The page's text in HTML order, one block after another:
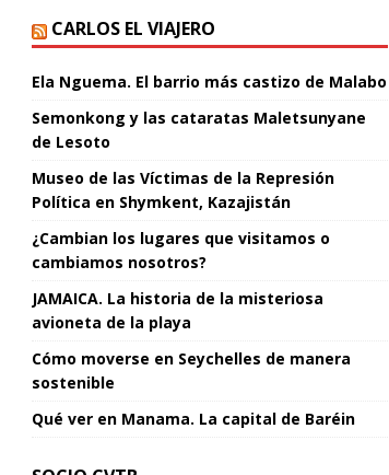
CARLOS EL VIAJERO
Ela Nguema. El barrio más castizo de Malabo
Semonkong y las cataratas Maletsunyane
de Lesoto
Museo de las Víctimas de la Represión
Política en Shymkent, Kazajistán
¿Cambian los lugares que visitamos o
cambiamos nosotros?
JAMAICA. La historia de la misteriosa
avioneta de la playa
Cómo moverse en Seychelles de manera
sostenible
Qué ver en Manama. La capital de Baréin